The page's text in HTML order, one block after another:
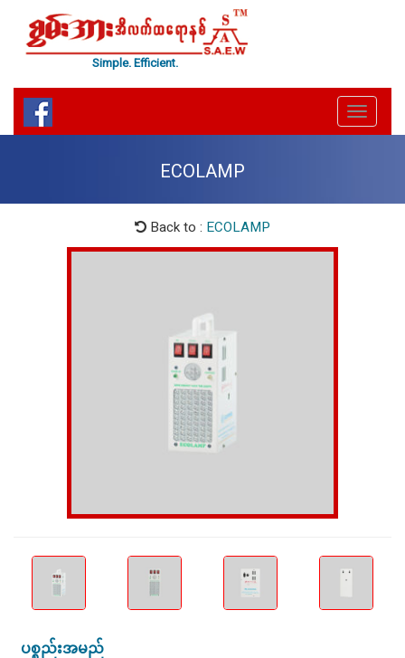
Simple. Efficient.
Menu
Toggle
ECOLAMP
Back to : ECOLAMP
ပစ္စည်းအမည်